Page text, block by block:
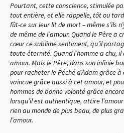
Pourtant, cette conscience, stimulée
tout entière, et elle rappelle, tôt ou
fût-ce sur leur lit de mort – même s’ils
de même de l’amour. Quand le Père a
cœur ce sublime sentiment, qu’il
toute éternité. Quand l’homme a chu,
amour. Mais le Père, dans son infinie
pour racheter le Péché d’Adam grâce
vaincue grâce aussi à cet amour, et
hommes de bonne volonté grâce
lorsqu’il est authentique, attire
rien au monde de plus beau, de plus
l’amour.